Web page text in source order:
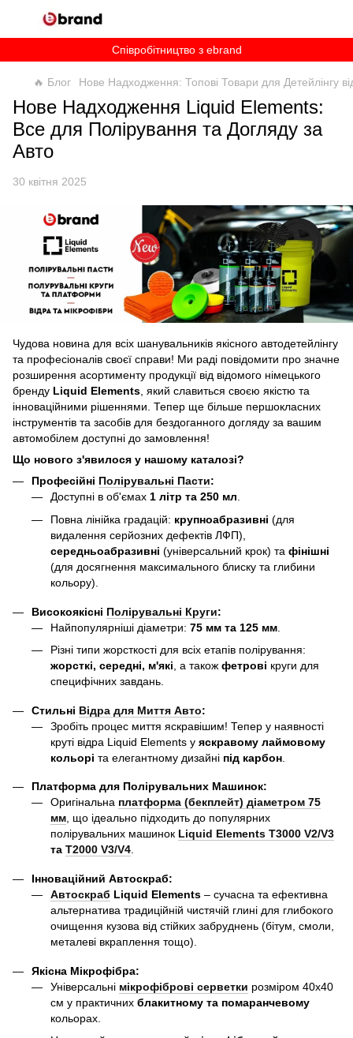
Співробітництво з ebrand
🔥 Блог Нове Надходження: Топові Товари для Детейлінгу
Нове Надходження Liquid Elements:
Все для Полірування та Догляду за
Авто
30 квітня 2025
Чудова новина для всіх шанувальників якісного автодетейлінгу
та професіоналів своєї справи! Ми раді повідомити про значне
розширення асортименту продукції від відомого німецького
бренду Liquid Elements, який славиться своєю якістю та
інноваційними рішеннями. Тепер ще більше першокласних
інструментів та засобів для бездоганного догляду за вашим
автомобілем доступні до замовлення!
Що нового з'явилося у нашому каталозі?
Професійні Полірувальні Пасти:
Доступні в об'ємах 1 літр та 250 мл.
Повна лінійка градацій: крупноабразивні (для
видалення серйозних дефектів ЛФП),
середньоабразивні (універсальний крок) та фінішні
(для досягнення максимального блиску та глибини
кольору).
Високоякісні Полірувальні Круги:
Найпопулярніші діаметри: 75 мм та 125 мм
Різні типи жорсткості для всіх етапів полірування:
жорсткі, середні, м'які , а також фетрові круги для
специфічних завдань.
Стильні Відра для Миття Авто:
Зробіть процес миття яскравішим! Тепер у наявності
круті відра Liquid Elements у яскравому лаймовому
кольорі та елегантному дизайні під карбон
Платформа для Полірувальних Машинок:
Оригінальна платформа (бекплейт) діаметром 75
мм, що ідеально підходить до популярних
полірувальних машинок Liquid Elements T3000 V2/V3
та T2000 V3/V4.
Інноваційний Автоскраб:
Автоскраб Liquid Elements – сучасна та ефективна
альтернатива традиційній чистячій глині для глибокого
очищення кузова від стійких забруднень (бітум, смоли,
металеві вкраплення тощо).
Якісна Мікрофібра:
Універсальні мікрофіброві серветки розміром 40х40
см у практичних блакитному та помаранчевому
кольорах.